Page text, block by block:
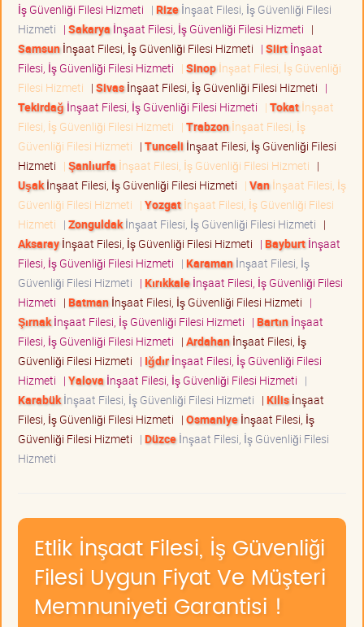
İş Güvenliği Filesi Hizmeti | Rizeİnşaat Filesi, İş Güvenliği Filesi
Hizmeti | Sakarya İnşaat Filesi, İş Güvenliği Filesi Hizmeti |
Samsunİnşaat Filesi, İş Güvenliği Filesi Hizmeti | Siirtİnşaat
Filesi, İş Güvenliği Filesi Hizmeti | Sinopİnşaat Filesi, İş Güvenliği
Filesi Hizmeti | Sivasİnşaat Filesi, İş Güvenliği Filesi Hizmeti |
Tekirdağ İnşaat Filesi, İş Güvenliği Filesi Hizmeti | Tokatİnşaat
Filesi, İş Güvenliği Filesi Hizmeti | Trabzonİnşaat Filesi, İş
Güvenliği Filesi Hizmeti | Tunceli İnşaat Filesi, İş Güvenliği Filesi
Hizmeti | Şanlıurfa İnşaat Filesi, İş Güvenliği Filesi Hizmeti |
Uşakİnşaat Filesi, İş Güvenliği Filesi Hizmeti | Vanİnşaat Filesi, İş
Güvenliği Filesi Hizmeti | Yozgatİnşaat Filesi, İş Güvenliği Filesi
Hizmeti | Zonguldakİnşaat Filesi, İş Güvenliği Filesi Hizmeti |
Aksarayİnşaat Filesi, İş Güvenliği Filesi Hizmeti | Bayburtİnşaat
Filesi, İş Güvenliği Filesi Hizmeti | Karamanİnşaat Filesi, İş
Güvenliği Filesi Hizmeti | Kırıkkaleİnşaat Filesi, İş Güvenliği Filesi
Hizmeti | Batmanİnşaat Filesi, İş Güvenliği Filesi Hizmeti |
Şırnakİnşaat Filesi, İş Güvenliği Filesi Hizmeti | Bartınİnşaat
Filesi, İş Güvenliği Filesi Hizmeti | Ardahanİnşaat Filesi, İş
Güvenliği Filesi Hizmeti | Iğdırİnşaat Filesi, İş Güvenliği Filesi
Hizmeti | Yalova İnşaat Filesi, İş Güvenliği Filesi Hizmeti |
Karabükİnşaat Filesi, İş Güvenliği Filesi Hizmeti | Kilisİnşaat
Filesi, İş Güvenliği Filesi Hizmeti | Osmaniyeİnşaat Filesi, İş
Güvenliği Filesi Hizmeti | Düzceİnşaat Filesi, İş Güvenliği Filesi
Hizmeti
Etlik İnşaat Filesi, İş Güvenliği
Filesi Uygun Fiyat Ve Müşteri
Memnuniyeti Garantisi !